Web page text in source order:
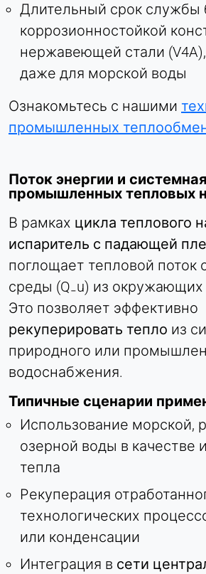
Длительный срок службы
коррозионностойкой
нержавеющей стали
даже для морской воды
Ознакомьтесь с нашими
промышленных
Поток энергии и
промышленных тепловых
В рамках цикла теплового
испаритель с падающей
поглощает тепловой
среды (Q₋u) из окружающих
Это позволяет эффективно
рекуперировать тепло из
природного или
водоснабжения.
Типичные сценарии
Использование морской,
озерной воды в качестве
тепла
Рекуперация
технологических
или конденсации
Интеграция в сети